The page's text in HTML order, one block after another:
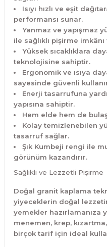
Isıyı hızlı ve eşit
performansı sunar.
Yanmaz ve yapışmaz
ile sağlıklı pişirme
Yüksek sıcaklıklara
teknolojisine sahiptir.
Ergonomik ve ısıya
sayesinde güvenli
Enerji tasarrufuna
yapısına sahiptir.
Hem elde hem de
Kolay temizlenebilen
tasarruf sağlar.
Şık Kumbeji rengi ile
görünüm kazandırır.
Sağlıklı ve Lezzetli Pişirme
Doğal granit kaplama
yiyeceklerin doğal
yemekler hazırlamanıza
menemen, krep,
birçok tarif için ideal